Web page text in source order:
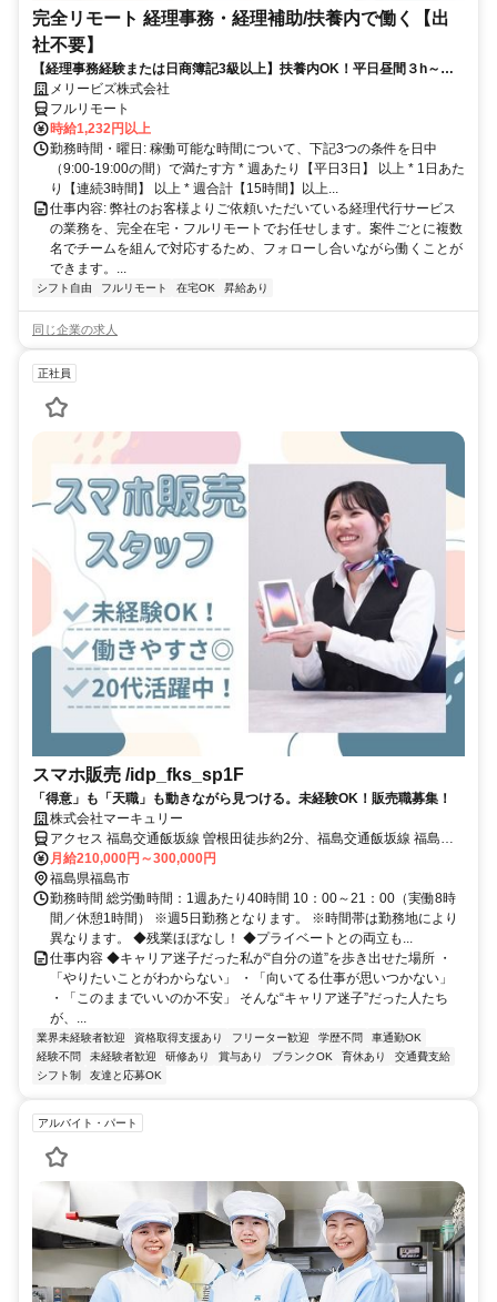
完全リモート 経理事務・経理補助/扶養内で働く【出
社不要】
【経理事務経験または日商簿記3級以上】扶養内OK！平日昼間３h～。
完全在宅で育児・介護中の方も大歓迎♪
メリービズ株式会社
フルリモート
時給1,232円以上
勤務時間・曜日: 稼働可能な時間について、下記3つの条件を日中
（9:00-19:00の間）で満たす方 * 週あたり【平日3日】 以上 * 1日あた
り【連続3時間】 以上 * 週合計【15時間】以上...
仕事内容: 弊社のお客様よりご依頼いただいている経理代行サービス
の業務を、完全在宅・フルリモートでお任せします。案件ごとに複数
名でチームを組んで対応するため、フォローし合いながら働くことが
できます。...
シフト自由 フルリモート 在宅OK 昇給あり
同じ企業の求人
正社員
スマホ販売 /idp_fks_sp1F
「得意」も「天職」も動きながら見つける。未経験OK！販売職募集！
株式会社マーキュリー
アクセス 福島交通飯坂線 曽根田徒歩約2分、福島交通飯坂線 福島
（福島県）東口徒歩約10分、福島交通飯坂線 福島（福島県）東口徒
歩約10分 JR福島駅から徒歩約18分、 JR福島駅からバスで約6分
「MAXふくしま」下車、徒歩すぐ
月給210,000円～300,000円
福島県福島市
勤務時間 総労働時間：1週あたり40時間 10：00～21：00（実働8時
間／休憩1時間） ※週5日勤務となります。 ※時間帯は勤務地により
異なります。 ◆残業ほぼなし！ ◆プライベートとの両立も...
仕事内容 ◆キャリア迷子だった私が“自分の道”を歩き出せた場所 ・
「やりたいことがわからない」 ・「向いてる仕事が思いつかない」
・「このままでいいのか不安」 そんな“キャリア迷子”だった人たち
が、...
業界未経験者歓迎 資格取得支援あり フリーター歓迎 学歴不問
車通勤OK
経験不問
未経験者歓迎 研修あり 賞与あり ブランクOK 育休あり
交通費支給
シフト制
友達と応募OK
アルバイト・パート